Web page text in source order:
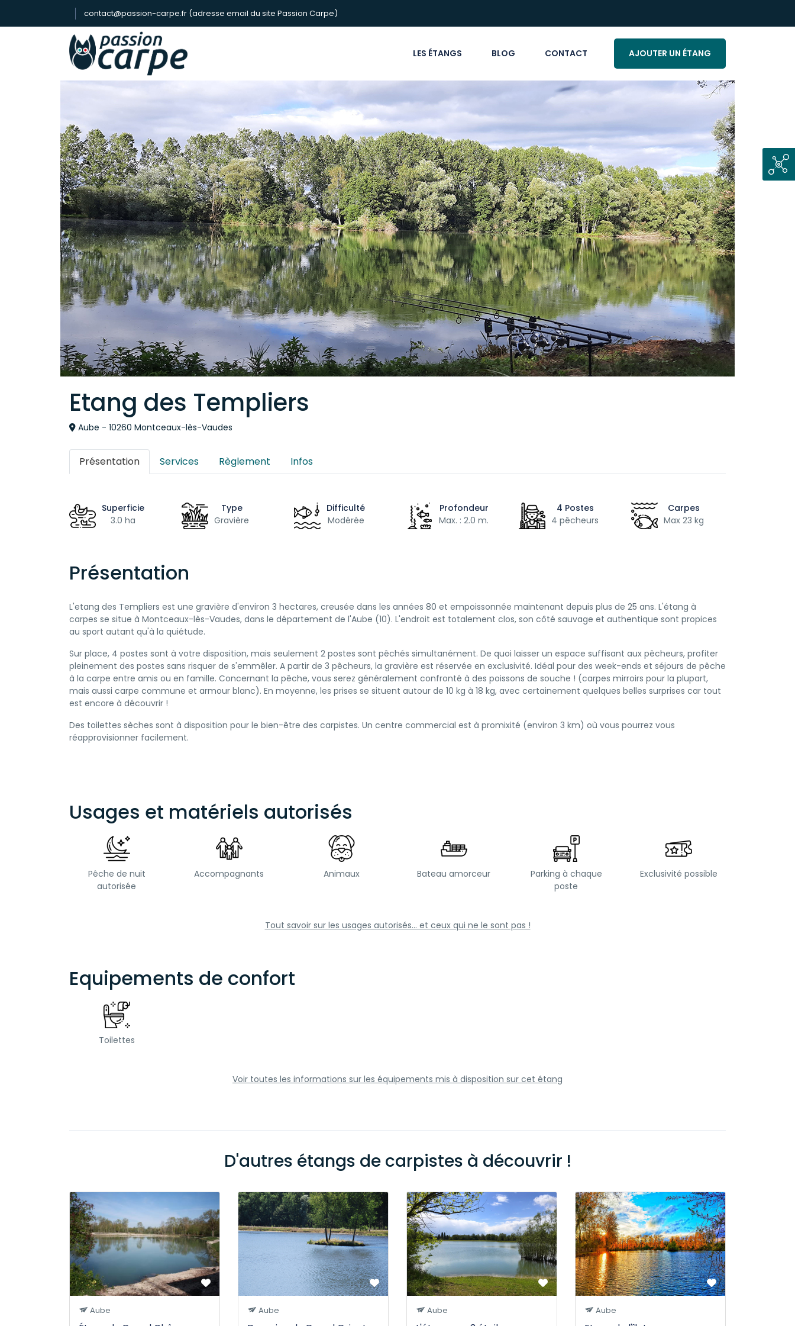
contact@passion-carpe.fr (adresse email du site Passion Carpe)
LES ÉTANGS BLOG CONTACT AJOUTER UN ÉTANG
Etang des Templiers
Aube - 10260 Montceaux-lès-Vaudes
Présentation Services Règlement Infos
Superficie
3.0 ha
Type
Gravière
Difficulté
Modérée
Profondeur
Max. : 2.0 m.
4 Postes
4 pêcheurs
Carpes
Max 23 kg
Présentation
L'etang des Templiers est une gravière d'environ 3 hectares, creusée dans les années 80 et empoissonnée maintenant depuis plus de 25 ans. L'étang à
carpes se situe à Montceaux-lès-Vaudes, dans le département de l'Aube (10). L'endroit est totalement clos, son côté sauvage et authentique sont propices
au sport autant qu'à la quiétude.
Sur place, 4 postes sont à votre disposition, mais seulement 2 postes sont pêchés simultanément. De quoi laisser un espace suffisant aux pêcheurs, profiter
pleinement des postes sans risquer de s'emmêler. A partir de 3 pêcheurs, la gravière est réservée en exclusivité. Idéal pour des week-ends et séjours de pêche
à la carpe entre amis ou en famille. Concernant la pêche, vous serez généralement confronté à des poissons de souche ! (carpes mirroirs pour la plupart,
mais aussi carpe commune et armour blanc). En moyenne, les prises se situent autour de 10 kg à 18 kg, avec certainement quelques belles surprises car tout
est encore à découvrir !
Des toilettes sèches sont à disposition pour le bien-être des carpistes. Un centre commercial est à promixité (environ 3 km) où vous pourrez vous
réapprovisionner facilement.
Usages et matériels autorisés
Pêche de nuit
autorisée
Accompagnants Animaux Bateau amorceur
Parking à chaque
poste
Exclusivité possible
Tout savoir sur les usages autorisés... et ceux qui ne le sont pas !
Equipements de confort
Toilettes
Voir toutes les informations sur les équipements mis à disposition sur cet étang
D'autres étangs de carpistes à découvrir !
Aube Aube Aube Aube